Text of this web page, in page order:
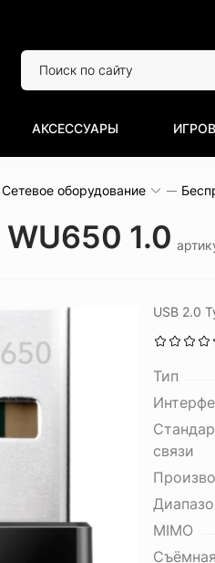
АКСЕССУАРЫ
Сетевое оборудование
1.0
USB 2.0
Тип
связи
MIMO